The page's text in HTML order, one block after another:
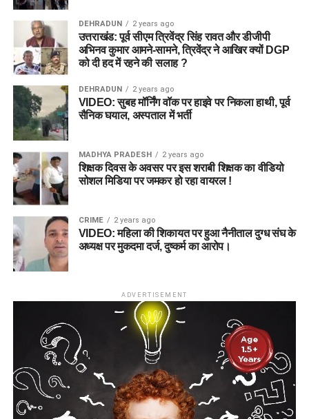
DEHRADUN 2 years ago
उत्तराखंड: पूर्व सीएम त्रिवेंद्र सिंह रावत और डीजीपी
अभिनव कुमार आमने-सामने, त्रिवेंद्र ने आखिर क्यों DGP
को दी हद में रहने की सलाह ?
DEHRADUN 2 years ago
VIDEO: सुबह मॉर्निंग वॉक पर हाइवे पर निकला हाथी, पूर्व
सैनिक घयाल, अस्पताल में भर्ती
MADHYA PRADESH 2 years ago
शिक्षक दिवस के अवसर पर इस शराबी शिक्षक का वीडियो
सोशल मिडिया पर जमकर हो रहा वायरल !
CRIME 2 years ago
VIDEO: महिला की शिकायत पर हुआ नैनीताल दुग्ध संघ के
अध्यक्ष पर मुकदमा दर्ज, दुष्कर्म का आरोप।
ADVERTISEMENT